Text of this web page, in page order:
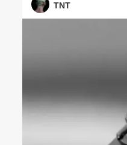
TNT